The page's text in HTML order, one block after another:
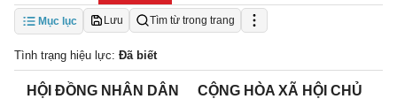
Mục lục Lưu Tìm từ trong trang
Tình trạng hiệu lực: Đã biết
HỘI ĐỒNG NHÂN DÂN
CỘNG HÒA XÃ HỘI CHỦ